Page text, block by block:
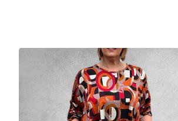
Voorkom teleurstelling en
: meet een goed passend kledingstuk
Lengte in cm
103cm